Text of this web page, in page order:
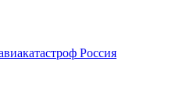
Россия